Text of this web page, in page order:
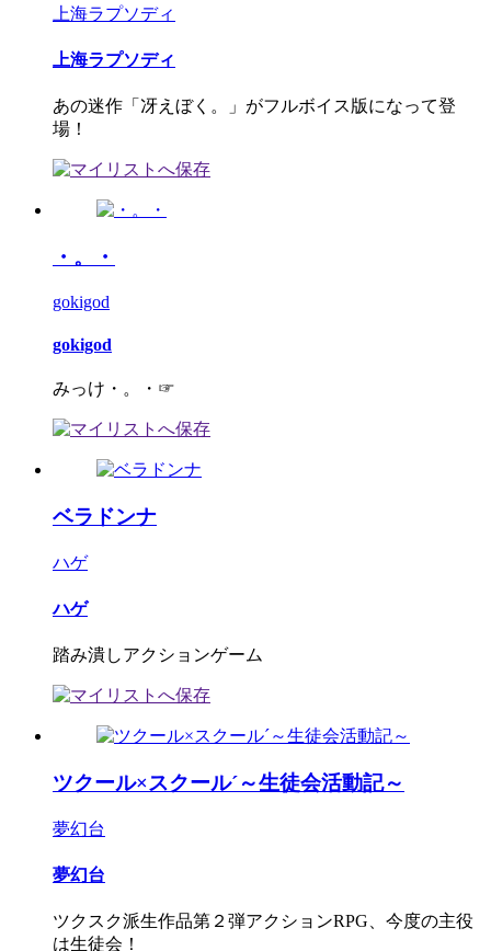
上海ラプソディ
上海ラプソディ
あの迷作「冴えぼく。」がフルボイス版になって登
場！
・。・
gokigod
gokigod
みっけ・。・☞
ベラドンナ
ハゲ
ハゲ
踏み潰しアクションゲーム
ツクール×スクール´～生徒会活動記～
夢幻台
夢幻台
ツクスク派生作品第２弾アクションRPG、今度の主役
は生徒会！